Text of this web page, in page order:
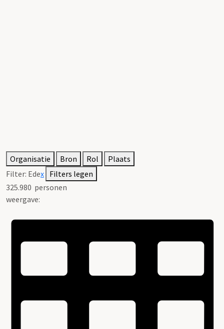
Organisatie Bron Rol
Plaats
Filter: Edex Filters legen
325.980 personen
weergave: